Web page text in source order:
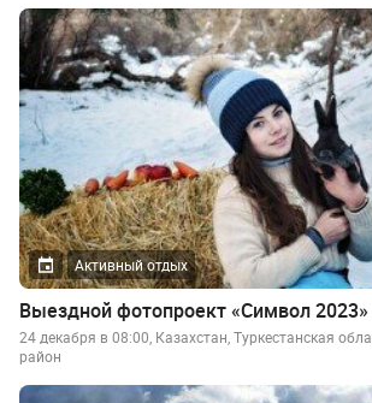
Активный отдых
Выездной фотопроект «Символ 2023»
24 декабря в 08:00, Казахстан, Туркестанская
район